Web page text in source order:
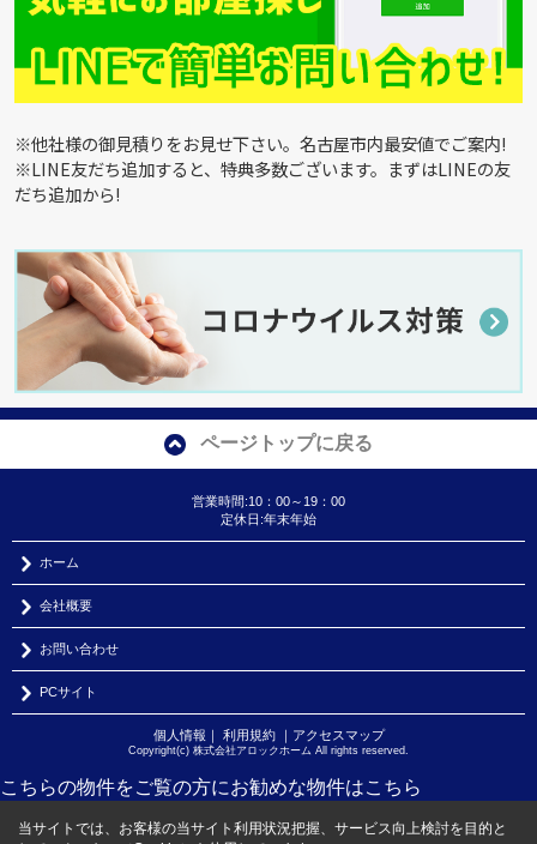
※他社様の御見積りをお見せ下さい。名古屋市内最安値でご案内!
※LINE友だち追加すると、特典多数ございます。まずはLINEの友
だち追加から!
ページトップに戻る
営業時間:10：00～19：00
定休日:年末年始
ホーム
会社概要
お問い合わせ
PCサイト
個人情報 ｜ 利用規約｜ アクセスマップ
Copyright(c) 株式会社アロックホーム All rights reserved.
こちらの物件をご覧の方にお勧めな物件はこちら
当サイトでは、お客様の当サイト利用状況把握、サービス向上検討を目的と